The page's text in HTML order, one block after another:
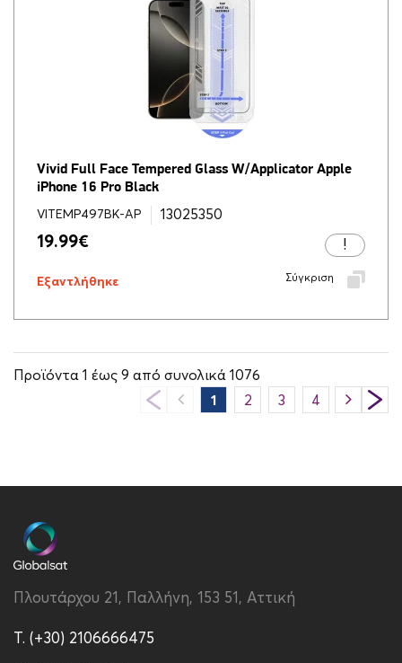
Vivid Full Face Tempered Glass W/Applicator Apple
iPhone 16 Pro Black
VITEMP497BK-AP 13025350
19.99€
Εξαντλήθηκε Σύγκριση
Προϊόντα 1 έως 9 από συνολικά 1076
1
2 3 4 5 6
Πλουτάρχου 21, Παλλήνη, 153 51, Αττική
T. (+30) 2106666475